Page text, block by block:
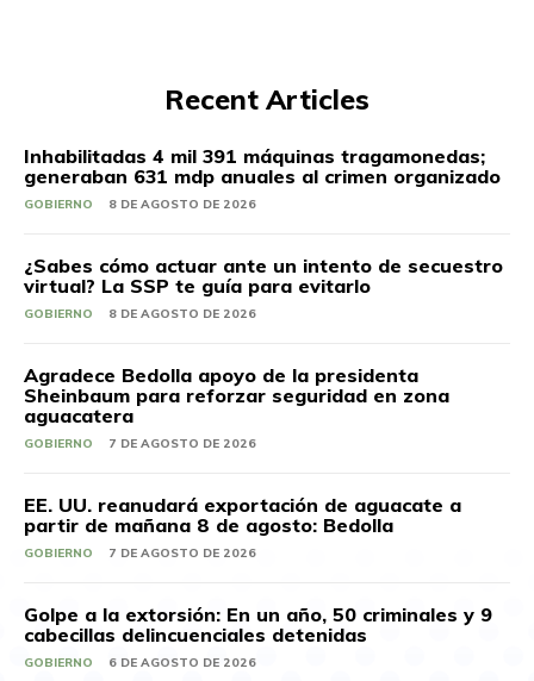
Recent Articles
Inhabilitadas 4 mil 391 máquinas tragamonedas;
generaban 631 mdp anuales al crimen organizado
GOBIERNO 8 DE AGOSTO DE 2026
¿Sabes cómo actuar ante un intento de secuestro
virtual? La SSP te guía para evitarlo
GOBIERNO 8 DE AGOSTO DE 2026
Agradece Bedolla apoyo de la presidenta
Sheinbaum para reforzar seguridad en zona
aguacatera
GOBIERNO 7 DE AGOSTO DE 2026
EE. UU. reanudará exportación de aguacate a
partir de mañana 8 de agosto: Bedolla
GOBIERNO 7 DE AGOSTO DE 2026
Golpe a la extorsión: En un año, 50 criminales y 9
cabecillas delincuenciales detenidas
GOBIERNO 6 DE AGOSTO DE 2026